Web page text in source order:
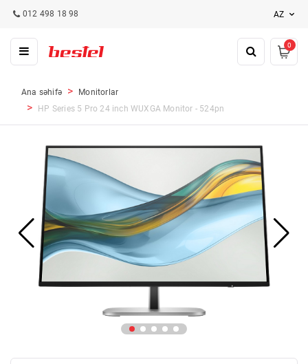
012 498 18 98 AZ
0
Ana səhifə
Monitorlar
HP Series 5 Pro 24 inch WUXGA Monitor - 524pn